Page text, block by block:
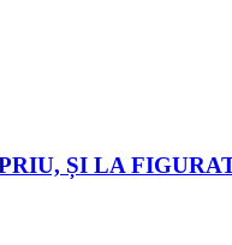
ȘI LA